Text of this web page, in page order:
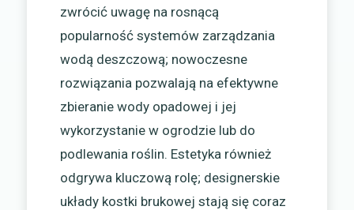
zwrócić uwagę na rosnącą
popularność systemów zarządzania
wodą deszczową; nowoczesne
rozwiązania pozwalają na efektywne
zbieranie wody opadowej i jej
wykorzystanie w ogrodzie lub do
podlewania roślin. Estetyka również
odgrywa kluczową rolę; designerskie
układy kostki brukowej stają się coraz